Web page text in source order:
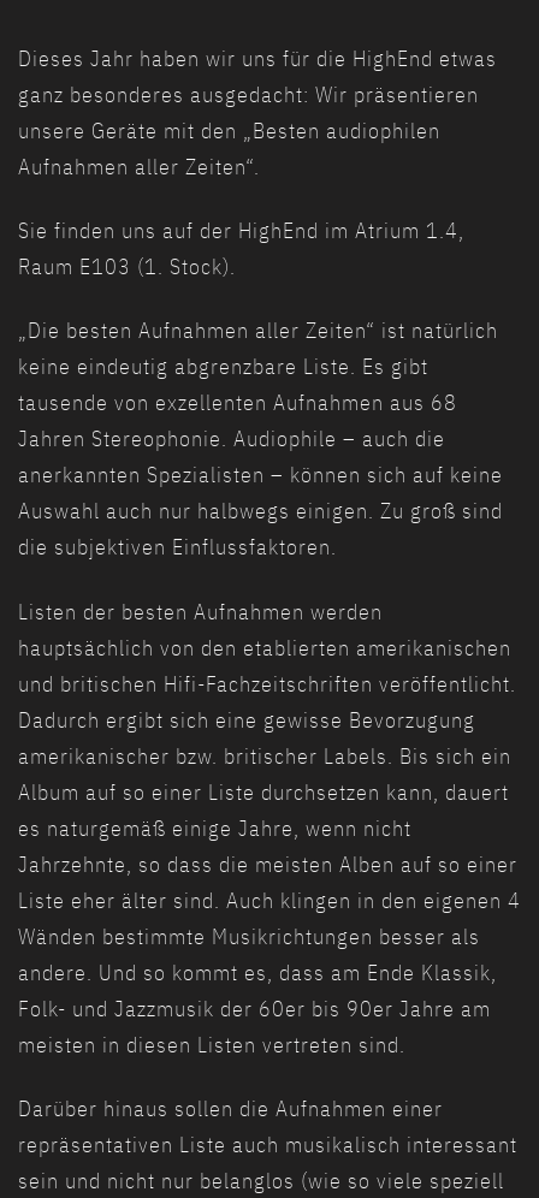
Dieses Jahr haben wir uns für die HighEnd etwas
ganz besonderes ausgedacht: Wir präsentieren
unsere Geräte mit den „Besten audiophilen
Aufnahmen aller Zeiten“.
Sie finden uns auf der HighEnd im Atrium 1.4,
Raum E103 (1. Stock).
„Die besten Aufnahmen aller Zeiten“ ist natürlich
keine eindeutig abgrenzbare Liste. Es gibt
tausende von exzellenten Aufnahmen aus 68
Jahren Stereophonie. Audiophile – auch die
anerkannten Spezialisten – können sich auf keine
Auswahl auch nur halbwegs einigen. Zu groß sind
die subjektiven Einflussfaktoren.
Listen der besten Aufnahmen werden
hauptsächlich von den etablierten amerikanischen
und britischen Hifi-Fachzeitschriften veröffentlicht.
Dadurch ergibt sich eine gewisse Bevorzugung
amerikanischer bzw. britischer Labels. Bis sich ein
Album auf so einer Liste durchsetzen kann, dauert
es naturgemäß einige Jahre, wenn nicht
Jahrzehnte, so dass die meisten Alben auf so einer
Liste eher älter sind. Auch klingen in den eigenen 4
Wänden bestimmte Musikrichtungen besser als
andere. Und so kommt es, dass am Ende Klassik,
Folk- und Jazzmusik der 60er bis 90er Jahre am
meisten in diesen Listen vertreten sind.
Darüber hinaus sollen die Aufnahmen einer
repräsentativen Liste auch musikalisch interessant
sein und nicht nur belanglos (wie so viele speziell